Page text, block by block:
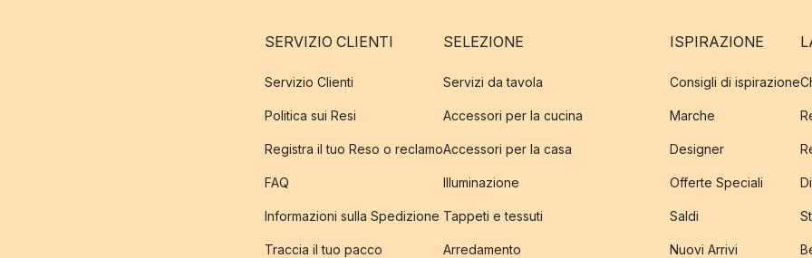
SERVIZIO CLIENTI
Servizio Clienti
Politica sui Resi
Registra il tuo Reso o reclamo
FAQ
Informazioni sulla Spedizione
Traccia il tuo pacco
SELEZIONE
Servizi da tavola
Accessori per la cucina
Accessori per la casa
Illuminazione
Tappeti e tessuti
Arredamento
ISPIRAZIONE
Consigli di ispirazione
Marche
Designer
Offerte Speciali
Saldi
Nuovi Arrivi